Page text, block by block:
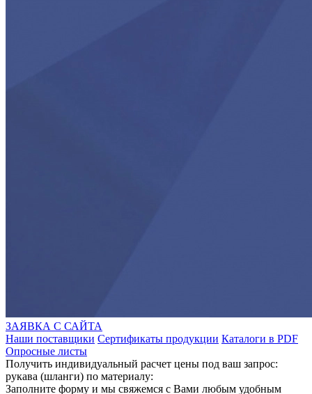
ЗАЯВКА С САЙТА
Наши поставщики Сертификаты продукции Каталоги в PDF
Опросные листы
Получить индивидуальный расчет цены под ваш запрос:
рукава (шланги) по материалу:
Заполните форму и мы свяжемся с Вами любым удобным